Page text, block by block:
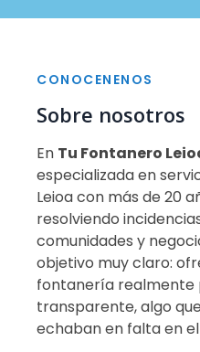
CONOCENENOS
Sobre nosotros
En Tu Fontanero
especializada en
Leioa con más de 20
resolviendo
comunidades y
objetivo muy claro:
fontanería realmente
transparente, algo
echaban en falta en